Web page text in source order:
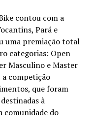
contou com a
Pará e
uma premiação total
categorias: Open
Masculino e Master
competição
que foram
à
comunidade do